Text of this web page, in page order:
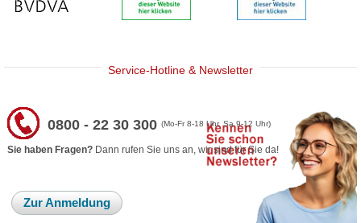
Service-Hotline & Newsletter
0800 - 22 30 300(Mo-Fr 8-18 Uhr, Sa 9-12 Uhr)
Sie haben Fragen? Dann rufen Sie uns an, wir sind für Sie da!
Zur Anmeldung